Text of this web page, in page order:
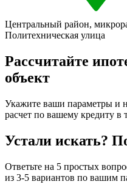
Центральный район,
Политехническая улица
Рассчитайте
объект
Укажите ваши параметры и
расчет по вашему кредиту в
Устали искать?
Ответьте на 5 простых
из 3-5 вариантов по вашим